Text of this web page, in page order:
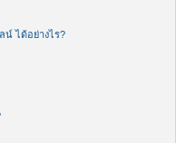
น์ ได้อย่างไร?